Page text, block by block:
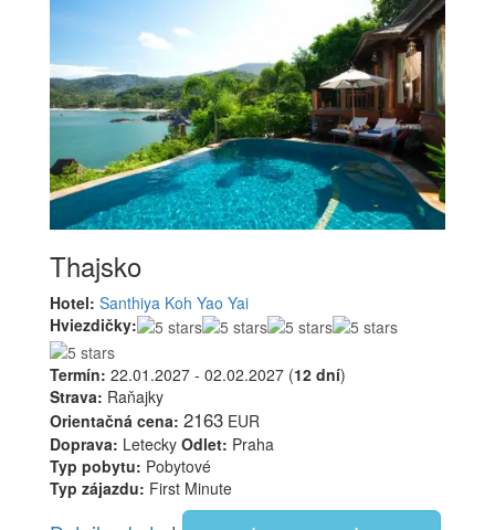
Thajsko
Hotel: Santhiya Koh Yao Yai
Hviezdičky:
Termín: 22.01.2027 - 02.02.2027 (12 dní)
Strava: Raňajky
Orientačná cena: 2163 EUR
Doprava: Letecky Odlet: Praha
Typ pobytu: Pobytové
Typ zájazdu: First Minute